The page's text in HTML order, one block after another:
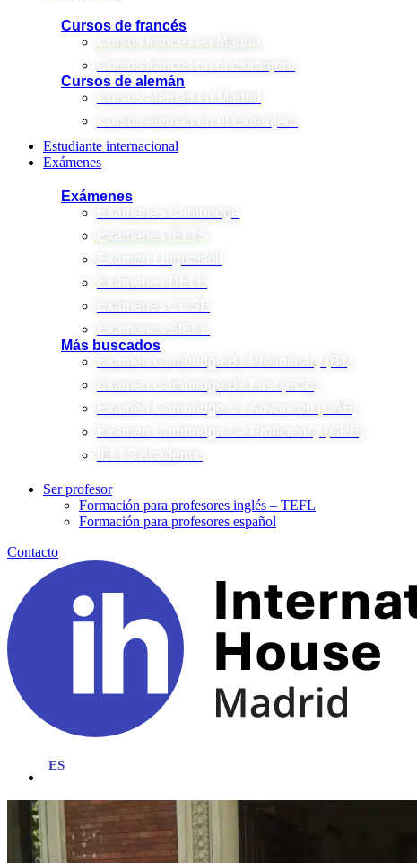
Cursos de francés
Cursos francés en Madrid
Cursos de alemán
Cursos alemán en Madrid
Cursos alemán en el Extranjero
Estudiante internacional
Exámenes
Exámenes
Exámenes Cambridge
Exámenes IELTS
Examen Linguaskill
Exámenes DELE
Exámenes CCSE
Exámenes SIELE
Más buscados
Examen Cambridge B1 Preliminary (B1)
Examen Cambridge B2 First (FCE)
Examen Cambridge C1 Advanced (CAE)
Examen Cambridge C2 Proficiency (CPE)
IELTS Academic
Ser profesor
Formación para profesores inglés – TEFL
Formación para profesores español
Contacto